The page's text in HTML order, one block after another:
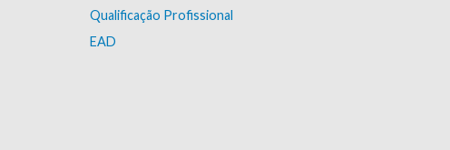
Qualificação Profissional
EAD